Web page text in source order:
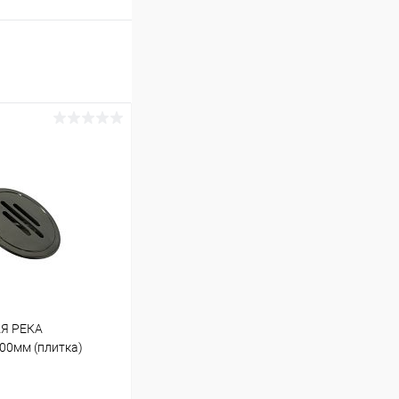
РЕКА
(плитка)